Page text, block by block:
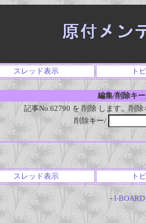
スレッド表示 ト
編集/削除キ
記事No.62790 を 削除 します。削
削除キー/
スレッド表示 ト
- I-BOARD